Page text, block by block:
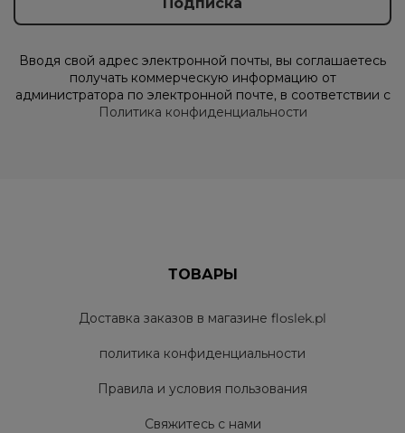
Вводя свой адрес электронной почты, вы соглашаетесь
получать коммерческую информацию от
администратора по электронной почте, в соответствии с
Политика конфиденциальности
ТОВАРЫ
Доставка заказов в магазине floslek.pl
политика конфиденциальности
Правила и условия пользования
Свяжитесь с нами